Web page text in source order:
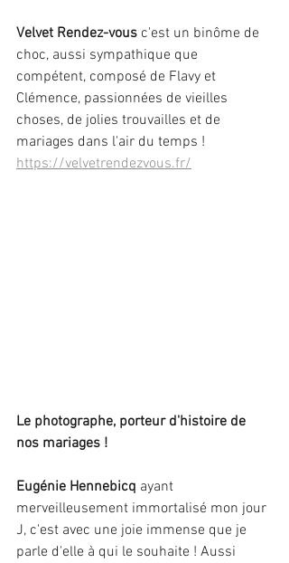
Velvet Rendez-vous c'est un binôme de
choc, aussi sympathique que
compétent, composé de Flavy et
Clémence, passionnées de vieilles
choses, de jolies trouvailles et de
mariages dans l'air du temps !
https://velvetrendezvous.fr/
Le photographe, porteur d'histoire de
nos mariages !
Eugénie Hennebicq ayant
merveilleusement immortalisé mon jour
J, c'est avec une joie immense que je
parle d'elle à qui le souhaite ! Aussi